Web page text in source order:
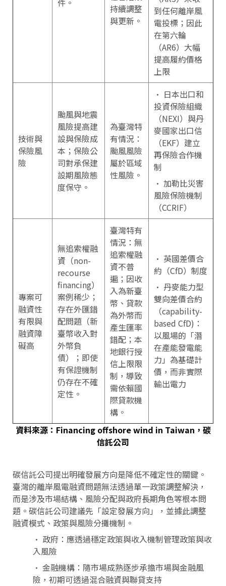
件。
持續調整
與更新。
到任何離岸風
電投標；因此
在第六輪
（AR6）大幅
提高履約價格
上限
技術與
保險風
險
颱風與地震
風險提高建
設與保險成
本；保險公
司對承保建
設期風險態
度保守。
為臺灣特
有情況：
颱風風險
屬於區域
性風險。
• 日本出口和
投資保險組織
（NEXI）與丹
麥國家出口信
（EKF）建立
再保險合作機
制
• 加勒比災害
風險保險機制
（CCRIF）
專案可
融資性
有限與
融資障
礙高
無追索權融
資（non-
recourse
financing）
案例稀少；
存在外匯錯
配問題（新
臺幣收入對
外幣負
債）；即使
有保證機制
仍存在不確
定性。
臺灣特有
情況：無
追索權融
資不普
遍；因收
入為新臺
幣、貸款
為外幣而
產生匯率
錯配；本
地銀行授
信上限限
制，導致
需依賴國
際貸款機
構。
• 英國差價合
約（CfD）制度
• 丹麥能力型
雙向差價合約
（capability-
based CfD)：
以風場的「潛
在產能發電能
力」為基礎計
價，而非實際
輸出電力
資料來源：Financing offshore wind in Taiwan，碳
信託公司
碳信託公司提出明確發展方向是降低不確定性的關鍵。
臺灣的離岸風電融資問題無法透過單一政策調整解決，
而是涉及市場結構、風險分配與政府長期角色等根本問
題。碳信託公司建議先「設定發展方向」，並據此調整
融資模式、政策與風險分攤機制。
• 政府：應透過穩定政策與收入機制管理政策與收
入風險
• 金融機構：隨市場成熟逐步承擔市場與金融風
險，初期可透過混合融資與聯貸支持